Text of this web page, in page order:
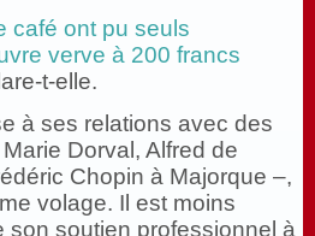
café ont pu seuls
verve à 200 francs
t-elle.
à ses relations avec des
Dorval, Alfred de
Chopin à Majorque –,
volage. Il est moins
son soutien professionnel à